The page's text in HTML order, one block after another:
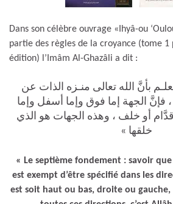
Dans son célèbre ouvrage «Ihyâ-ou
partie des règles de la croyance (tome 1
édition) l’Imâm Al-Ghazâli a dit :
بأنَّ الله تعالى منـزه الذات عن
فإنَّ الجهة إما فوق وإما أسفل وإما
أو خلف ، وهذه الجهات هو الذي
خلقها »
« Le septième fondement : savoir que
est exempt d’être spécifié dans les
est soit haut ou bas, droite ou